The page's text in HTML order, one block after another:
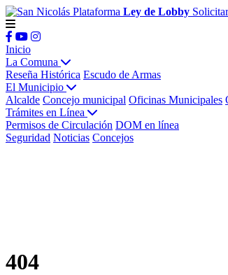
Plataforma Ley de Lobby
Inicio
La Comuna
Reseña Histórica Escudo de Armas
El Municipio
Alcalde Concejo municipal Oficinas Municipales
Trámites en Línea
Permisos de Circulación DOM en línea
Seguridad Noticias Concejos
404